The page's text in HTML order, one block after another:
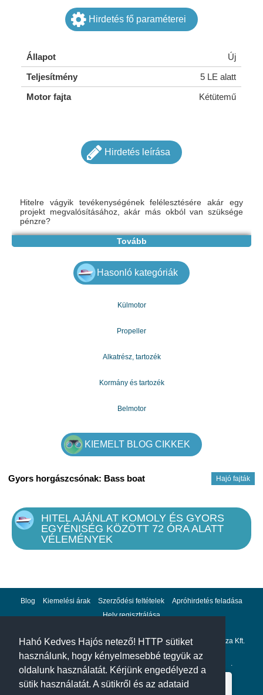
Hahó Kedves Hajós netező! HTTP sütiket
használunk, hogy kényelmesebbé tegyük az
oldalunk használatát. Kérjünk engedélyezd a
sütik használatát. A sütikről és az adataid
Hirdetés fő paraméterei
Állapot
Új
Teljesítmény
5 LE alatt
Motor fajta
Kétütemű
Hirdetés leírása
Hitelre vágyik tevékenységének felélesztésére akár egy
projekt megvalósításához, akár más okból van szüksége
pénzre?
Ha aggodalomra ad okot, még akkor is, ha elakadt az
lépjen kapcsolatba ezzel az e-mail címmel:
gazdagergelia@gmail.com, hogy megismerje a kölcsönök
és a finanszírozás problémamentes nyújtásának feltételeit,
segítséget nyújthatunk Önnek projektjeiben, vagy
Ps: Tudja, hogy az Ön megelégedésére dolgozunk, online
követheti a fájlját, hogy megismerje annak előrehaladását.
Kérjük, lépjen velem kapcsolatba postán:
Tovább
Hasonló kategóriák
Külmotor
Propeller
Alkatrész, tartozék
Kormány és tartozék
Belmotor
KIEMELT BLOG CIKKEK
Hajó fajták
Gyors horgászcsónak: Bass boat
HITEL AJÁNLAT KOMOLY ÉS GYORS
EGYÉNISÉG KÖZÖTT 72 ÓRA ALATT
VÉLEMÉNYEK
Blog Kiemelési árak Szerződési feltételek
Apróhirdetés feladása
Hely regisztrálása
Adatvédelem Impresszum A hahohajo.hu kiadója a GlobalPlaza Kft.
A hahohajo.hu online bankkártyás fizetési partnere az .